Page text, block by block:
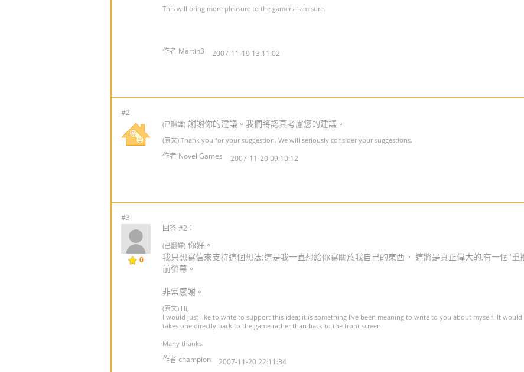
This will bring more pleasure to the gamers I am sure.
作者 Martin3 2007-11-19 13:11:02
#2
(已翻譯) 謝謝你的建議。我們將認真考慮您的建議。
(原文) Thank you for your suggestion. We will seriously consider your suggestions.
作者 Novel Games 2007-11-20 09:10:12
#3
0
回答 #2：
(已翻譯) 你好。
我只想寫信來支持這個想法;這是我一直想給你寫關於我自己的東西。 這將是真正偉大的,有一個"
前螢幕。
非常感謝。
(原文) Hi,
I would just like to write to support this idea; it is something I've been meaning to write to you about myself. It
takes one directly back to the game rather than back to the front screen.
Many thanks.
作者 champion 2007-11-20 22:11:34